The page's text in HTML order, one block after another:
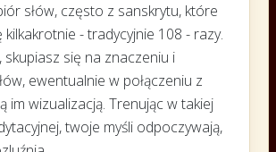
słów, często z sanskrytu, które
- tradycyjnie 108 - razy.
skupiasz się na znaczeniu i
ewentualnie w połączeniu z
im wizualizacją. Trenując w takiej
twoje myśli odpoczywają,